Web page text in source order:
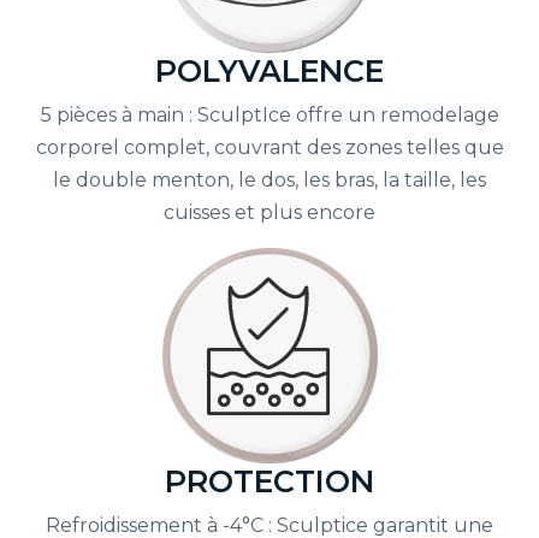
POLYVALENCE
5 pièces à main : SculptIce offre un remodelage
corporel complet, couvrant des zones telles que
le double menton, le dos, les bras, la taille, les
cuisses et plus encore
PROTECTION
Refroidissement à -4°C : Sculptice garantit une